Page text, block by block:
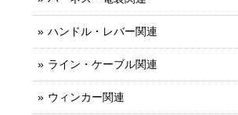
ハンドル・レバー関連
ライン・ケーブル関連
ウィンカー関連